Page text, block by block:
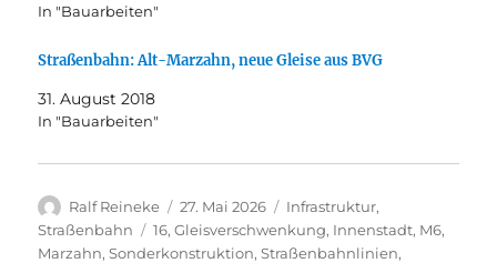
In "Bauarbeiten"
Straßenbahn: Alt-Marzahn, neue Gleise aus BVG
31. August 2018
In "Bauarbeiten"
Autor
Ralf Reineke
Veröffentlicht
am
27. Mai 2026 Kategorien
Infrastruktur,
Straßenbahn
Schlagwörter
16,Gleisverschwenkung, Innenstadt, M6,
Marzahn,Sonderkonstruktion,Straßenbahnlinien,